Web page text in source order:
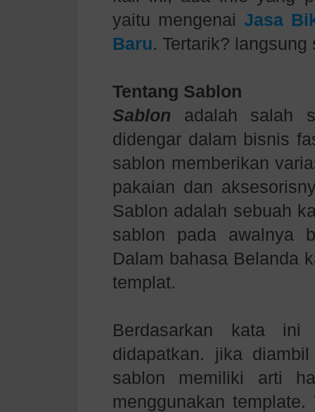
yaitu mengenai Jasa
Baru. Tertarik?
Tentang Sablon
Sablon adalah salah
didengar dalam bisnis
sablon memberikan
pakaian dan
Sablon adalah sebuah
sablon pada awalnya
Dalam bahasa Belanda
templat.
Berdasarkan kata
didapatkan. jika
sablon memiliki arti
menggunakan